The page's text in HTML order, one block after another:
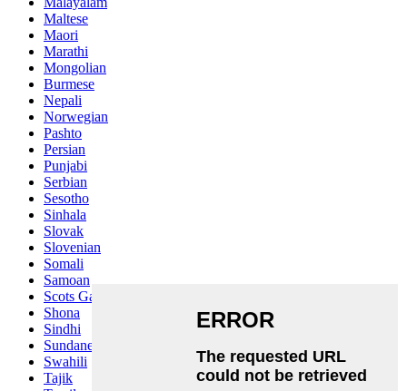
Maltese
Maori
Marathi
Mongolian
Burmese
Nepali
Norwegian
Pashto
Persian
Punjabi
Serbian
Sesotho
Sinhala
Slovak
Slovenian
Somali
Samoan
Scots Gaelic
Shona
Sindhi
Sundanese
Swahili
Tajik